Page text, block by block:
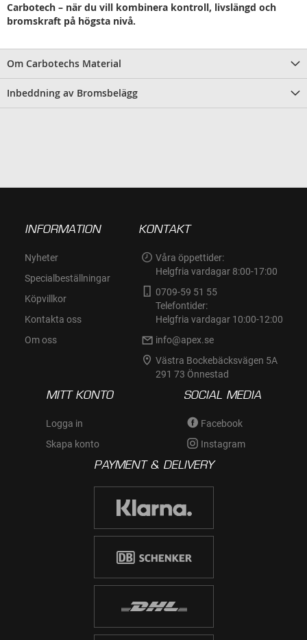
Carbotech – när du vill kombinera kontroll, livslängd och
bromskraft på högsta nivå.
Om Carbotechs Material
Inbeddning av Bromsbelägg
INFORMATION
Nyheter
Specialbeställningar
Köpvillkor
Kontakta oss
Om oss
KONTAKT
Våra öppettider:
Helgfria vardagar 8:00-17:00
0709-59 51 55
Telefontider:
Helgfria vardagar 10:00-12:00
info@apex.se
Västra Bockebäcksvägen 5A
291 73 Önnestad
MITT KONTO
Logga in
Skapa konto
SOCIAL MEDIA
Facebook
Instagram
PAYMENT & DELIVERY